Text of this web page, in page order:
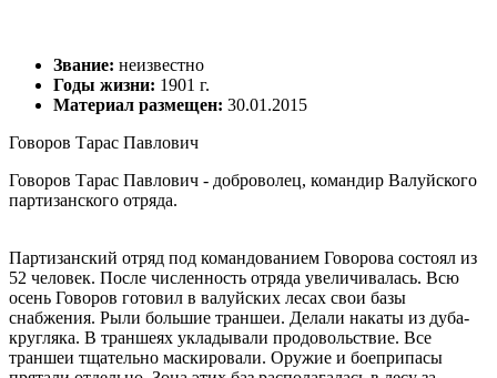
Звание: неизвестно
Годы жизни: 1901 г.
Материал размещен: 30.01.2015
Говоров Тарас Павлович
Говоров Тарас Павлович - доброволец, командир Валуйского
партизанского отряда.
Партизанский отряд под командованием Говорова состоял из
52 человек. После численность отряда увеличивалась. Всю
осень Говоров готовил в валуйских лесах свои базы
снабжения. Рыли большие траншеи. Делали накаты из дуба-
кругляка. В траншеях укладывали продовольствие. Все
траншеи тщательно маскировали. Оружие и боеприпасы